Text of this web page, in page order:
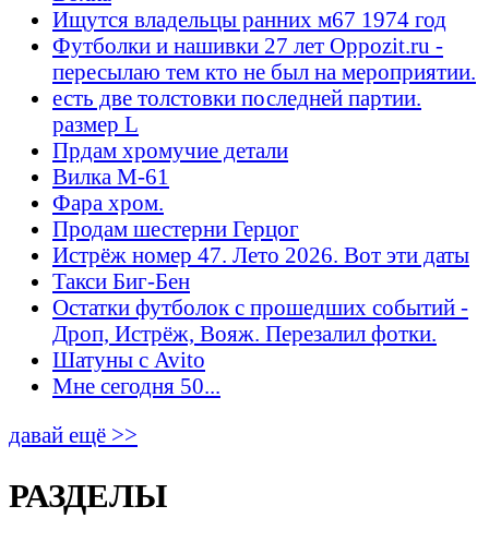
Ищутся владельцы ранних м67 1974 год
Футболки и нашивки 27 лет Oppozit.ru -
пересылаю тем кто не был на мероприятии.
есть две толстовки последней партии.
размер L
Прдам хромучие детали
Вилка М-61
Фара хром.
Продам шестерни Герцог
Истрёж номер 47. Лето 2026. Вот эти даты
Такси Биг-Бен
Остатки футболок с прошедших событий -
Дроп, Истрёж, Вояж. Перезалил фотки.
Шатуны с Avito
Мне сегодня 50...
давай ещё >>
РАЗДЕЛЫ